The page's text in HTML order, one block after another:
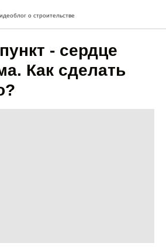
о строительстве
- сердце
Как сделать